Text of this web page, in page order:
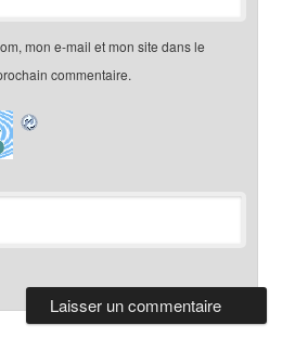
mon e-mail et mon site dans le
commentaire.